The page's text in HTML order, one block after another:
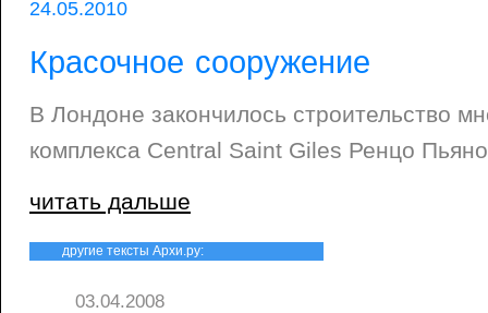
24.05.2010
Красочное сооружение
В Лондоне закончилось строительство
комплекса Central Saint Giles Ренцо
читать дальше
другие тексты Архи.ру:
03.04.2008